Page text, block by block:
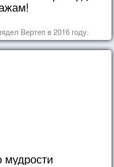
Вертеп в 2016 году.
мудрости